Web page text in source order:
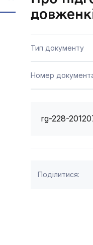
Тип документу
Номер
rg-228-
Поділитися: